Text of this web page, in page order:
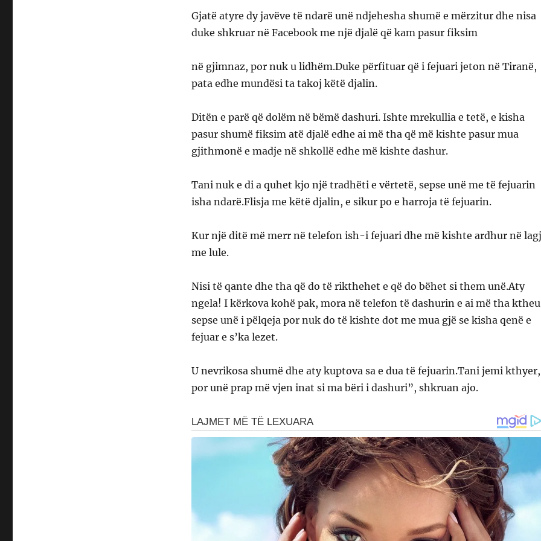
Gjatë atyre dy javëve të ndarë unë ndjehesha shumë e mërzitur dhe nisa
duke shkruar në Facebook me një djalë që kam pasur fiksim
në gjimnaz, por nuk u lidhëm.Duke përfituar që i fejuari jeton në Tiranë,
pata edhe mundësi ta takoj këtë djalin.
Ditën e parë që dolëm në bëmë dashuri. Ishte mrekullia e tetë, e kisha
pasur shumë fiksim atë djalë edhe ai më tha që më kishte pasur mua
gjithmonë e madje në shkollë edhe më kishte dashur.
Tani nuk e di a quhet kjo një tradhëti e vërtetë, sepse unë me të fejuarin
isha ndarë.Flisja me këtë djalin, e sikur po e harroja të fejuarin.
Kur një ditë më merr në telefon ish-i fejuari dhe më kishte ardhur në
me lule.
Nisi të qante dhe tha që do të rikthehet e që do bëhet si them unë.Aty
ngela! I kërkova kohë pak, mora në telefon të dashurin e ai më tha ktheu
sepse unë i pëlqeja por nuk do të kishte dot me mua gjë se kisha qenë e
fejuar e s’ka lezet.
U nevrikosa shumë dhe aty kuptova sa e dua të fejuarin.Tani jemi kthyer,
por unë prap më vjen inat si ma bëri i dashuri”, shkruan ajo.